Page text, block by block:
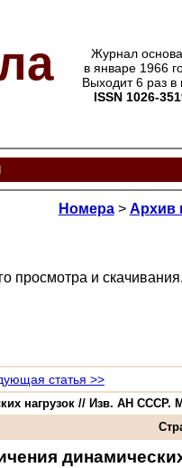
Журнал
в январе 1966
Выходит 6 раз в
ISSN 1026-
Номера> Архив
просмотра и скачивания.
статья >>
нагрузок // Изв. АН СССР.